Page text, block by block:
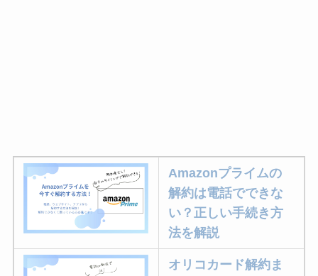
Amazonプライムの
解約は電話でできな
い？正しい手続き方
法を解説
オリコカード解約ま